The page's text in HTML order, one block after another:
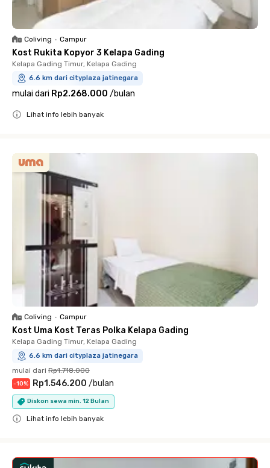
Coliving • Campur
Kost Rukita Kopyor 3 Kelapa Gading
Kelapa Gading Timur, Kelapa Gading
6.6 km dari cityplaza jatinegara
mulai dari Rp2.268.000 /bulan
Lihat info lebih banyak
Coliving • Campur
Kost Uma Kost Teras Polka Kelapa Gading
Kelapa Gading Timur, Kelapa Gading
6.6 km dari cityplaza jatinegara
mulai dari Rp1.718.000
-10% Rp1.546.200 /bulan
Diskon sewa min. 12 Bulan
Lihat info lebih banyak